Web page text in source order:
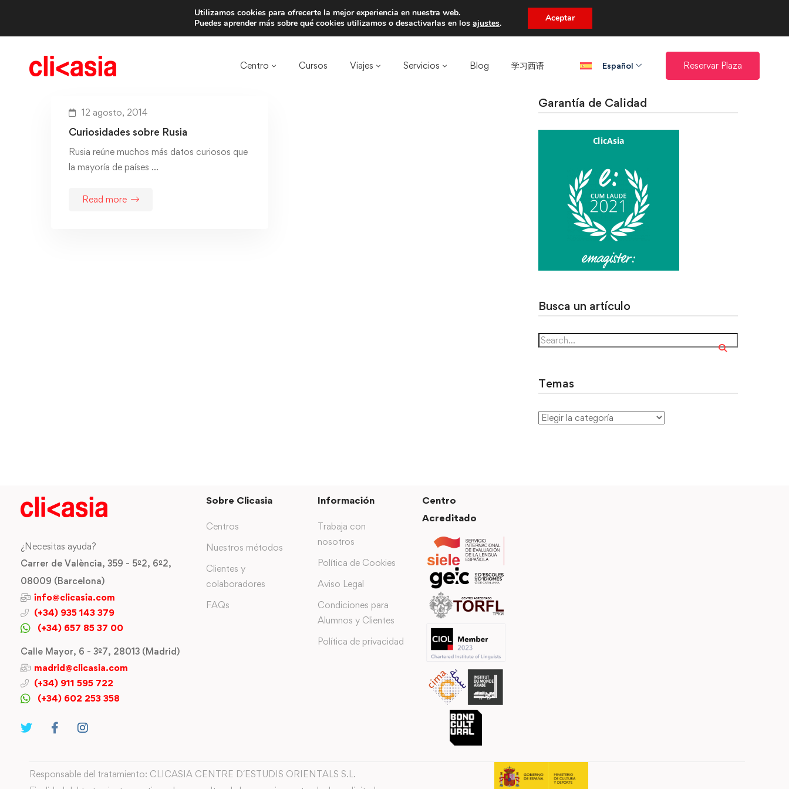
Trae a un amigo y llevaos un total de 75€ de descuento.
Centro Cursos Viajes Servicios Blog 学习西语​ Español Reservar Plaza
12 agosto, 2014
Curiosidades sobre Rusia
Rusia reúne muchos más datos curiosos que
la mayoría de países …
Read more
Garantía de Calidad
Busca un artículo
Temas
¿Necesitas ayuda?
Carrer de València, 359 - 5º2, 6º2,
08009 (Barcelona)
info@clicasia.com
(+34) 935 143 379
(+34) 657 85 37 00
Calle Mayor, 6 - 3º7, 28013 (Madrid)
madrid@clicasia.com
(+34) 911 595 722
(+34) 602 253 358
Sobre Clicasia
Centros
Nuestros métodos
Clientes y
colaboradores
FAQs
Información
Trabaja con
nosotros
Política de Cookies
Aviso Legal
Condiciones para
Alumnos y Clientes
Política de privacidad
Centro
Acreditado
Responsable del tratamiento: CLICASIA CENTRE D´ESTUDIS ORIENTALS S.L.
Utilizamos cookies para ofrecerte la mejor experiencia en nuestra web.
Puedes aprender más sobre qué cookies utilizamos o desactivarlas en losajustes. Aceptar